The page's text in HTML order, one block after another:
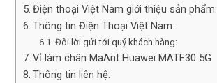
Điện thoại Việt Nam giới thiệu sản phẩm:
Thông tin Điện Thoại Việt Nam:
Đôi lời gửi tới quý khách hàng:
Vỉ làm chân MaAnt Huawei MATE30 5G
Thông tin liên hệ: